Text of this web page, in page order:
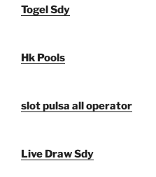
Togel Sdy
Hk Pools
slot pulsa all operator
Live Draw Sdy